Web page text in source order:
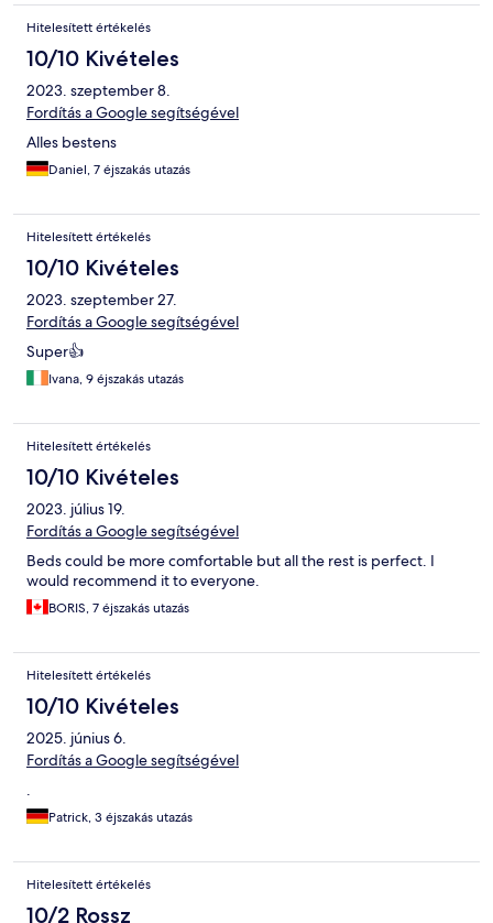
Hitelesített értékelés
10/10 Kivételes
2023. szeptember 8.
Fordítás a Google segítségével
Alles bestens
Daniel, 7 éjszakás utazás
Hitelesített értékelés
10/10 Kivételes
2023. szeptember 27.
Fordítás a Google segítségével
Super👍
Ivana, 9 éjszakás utazás
Hitelesített értékelés
10/10 Kivételes
2023. július 19.
Fordítás a Google segítségével
Beds could be more comfortable but all the rest is perfect. I
would recommend it to everyone.
BORIS, 7 éjszakás utazás
Hitelesített értékelés
10/10 Kivételes
2025. június 6.
Fordítás a Google segítségével
.
Patrick, 3 éjszakás utazás
Hitelesített értékelés
10/2 Rossz